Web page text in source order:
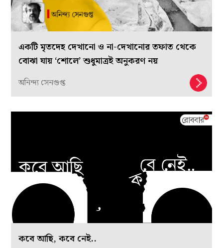
একটি মৃতদেহ দেখানো ও না-দেখানোর তফাত থেকে
বোঝা যায় ‘শোলে’ শুধুমাত্রই অনুকরণ নয়
অনিন্দ্য সেনগুপ্ত
কবে আছি, কবে নেই..